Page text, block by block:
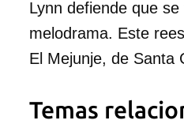
Para
Lynn defiende que
melodrama. Este
El Mejunje, de Santa
Temas